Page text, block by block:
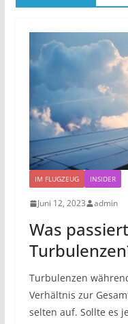
IM FLUGZEUG INSIDER
Juni 12, 2023 admin
Was
Turbulenzen
Verhältnis zur
selten auf. Sollte es